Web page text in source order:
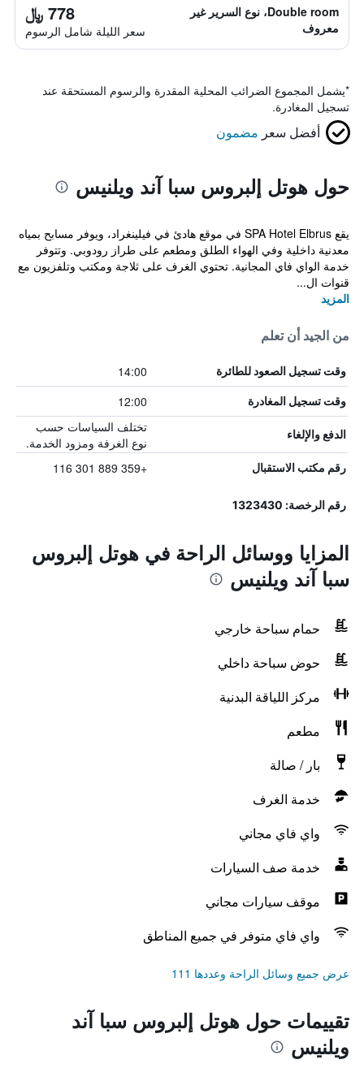
Double room، نوع السرير غير
معروف
778 ﷼
سعر الليلة شامل الرسوم
*يشمل المجموع الضرائب المحلية المقدرة والرسوم المستحقة عند
تسجيل المغادرة.
أفضل سعر مضمون
حول هوتل إلبروس سبا آند ويلنيس
يقع SPA Hotel Elbrus في موقع هادئ في فيلينغراد، ويوفر مسابح بمياه
معدنية داخلية وفي الهواء الطلق ومطعم على طراز رودوبي. وتتوفر
خدمة الواي فاي المجانية. تحتوي الغرف على ثلاجة ومكتب وتلفزيون مع
قنوات ال...
المزيد
من الجيد أن تعلم
وقت تسجيل الصعود للطائرة 14:00
وقت تسجيل المغادرة 12:00
الدفع والإلغاء
تختلف السياسات حسب
نوع الغرفة ومزود الخدمة.
رقم مكتب الاستقبال +359 889 301 116
رقم الرخصة: 1323430
المزايا ووسائل الراحة في هوتل إلبروس
سبا آند ويلنيس
حمام سباحة خارجي
حوض سباحة داخلي
مركز اللياقة البدنية
مطعم
بار / صالة
خدمة الغرف
واي فاي مجاني
خدمة صف السيارات
موقف سيارات مجاني
واي فاي متوفر في جميع المناطق
عرض جميع وسائل الراحة وعددها 111
تقييمات حول هوتل إلبروس سبا آند
ويلنيس